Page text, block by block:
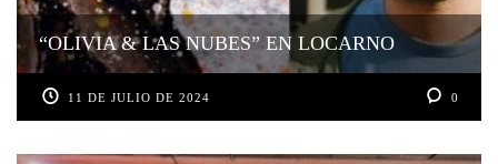
“OLIVIA & LAS NUBES” EN LOCARNO
11 DE JULIO DE 2024 0